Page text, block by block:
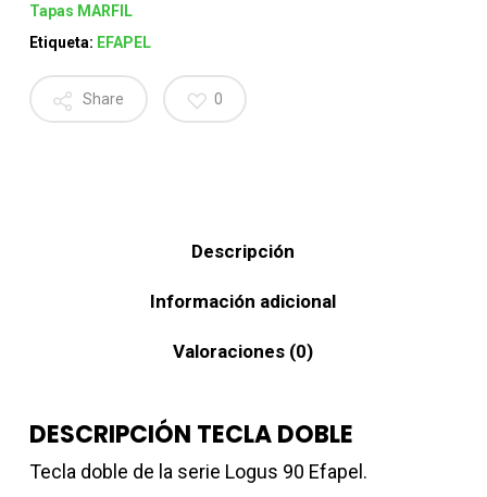
Tapas MARFIL
Etiqueta: EFAPEL
Share 0
Descripción
Información adicional
Valoraciones (0)
DESCRIPCIÓN TECLA DOBLE
Tecla doble de la serie Logus 90 Efapel.